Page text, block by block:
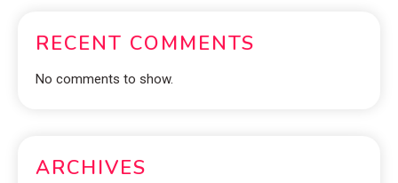
RECENT COMMENTS
No comments to show.
ARCHIVES